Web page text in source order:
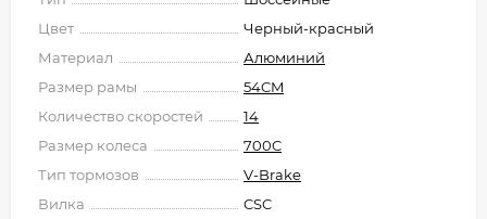
Цвет
Черный-красный
Материал
Алюминий
Размер рамы
54CM
Количество скоростей
14
Размер колеса
700C
Тип тормозов
V-Brake
Вилка
CSC